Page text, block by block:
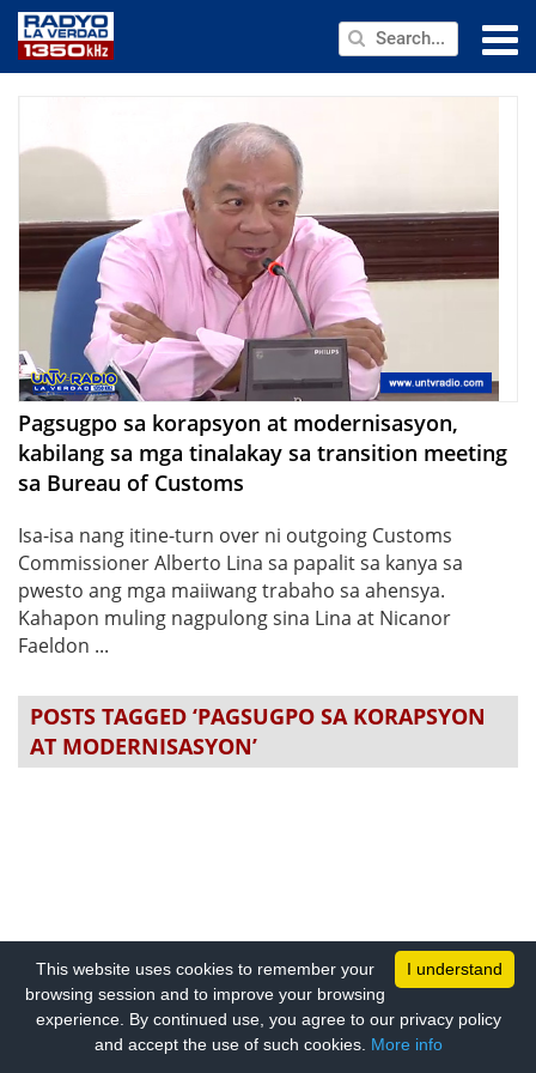
ANNOUNCEMENTS
PROGRAMS
ABOUT
CONTACT US
Pagsugpo sa korapsyon at modernisasyon,
kabilang sa mga tinalakay sa transition meeting
sa Bureau of Customs
Isa-isa nang itine-turn over ni outgoing Customs
Commissioner Alberto Lina sa papalit sa kanya sa
pwesto ang mga maiiwang trabaho sa ahensya.
Kahapon muling nagpulong sina Lina at Nicanor
Faeldon ...
POSTS TAGGED ‘PAGSUGPO SA KORAPSYON
AT MODERNISASYON’
I understand
This website uses cookies to remember your
browsing session and to improve your browsing
experience. By continued use, you agree to our privacy policy
and accept the use of such cookies. More info